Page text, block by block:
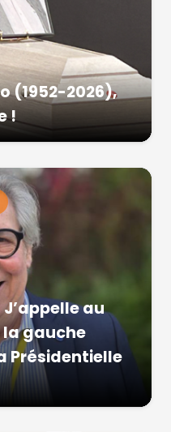
(1952-2026),
!
au
gauche
Présidentielle